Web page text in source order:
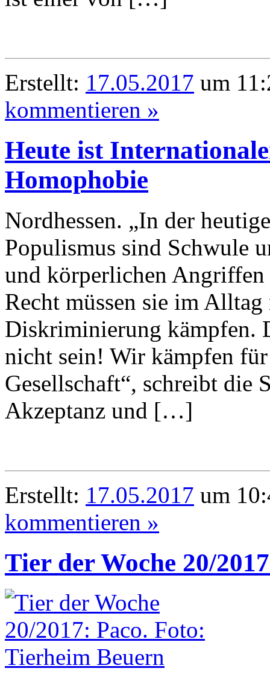
Erstellt: 17.05.2017 um
kommentieren »
Heute ist
Homophobie
Nordhessen. „In der
Populismus sind Schwule
und körperlichen Angriffen
Recht müssen sie im
Diskriminierung kämpfen.
nicht sein! Wir kämpfen
Gesellschaft“, schreibt die
Akzeptanz und […]
Erstellt: 17.05.2017 um
kommentieren »
Tier der Woche 20/